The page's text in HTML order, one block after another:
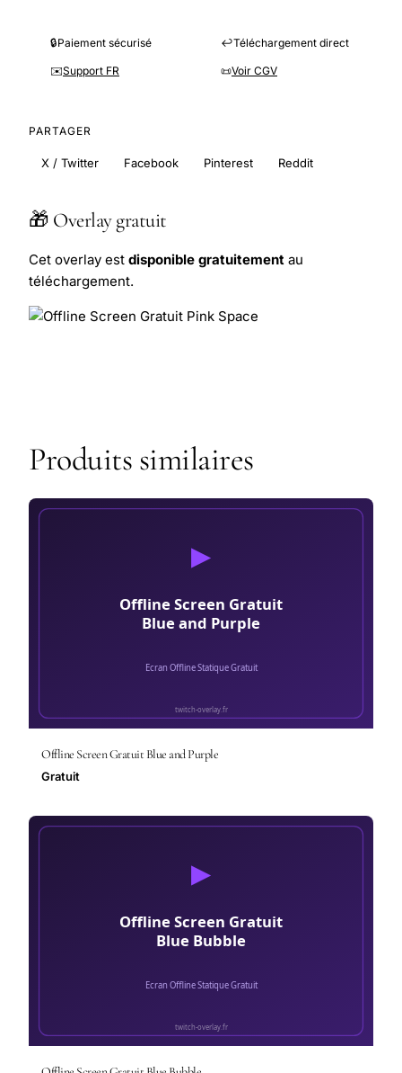
🔒Paiement sécurisé ↩️Téléchargement direct
✉️Support FR 📜Voir CGV
PARTAGER
X / Twitter Facebook Pinterest Reddit
🎁 Overlay gratuit
Cet overlay est disponible gratuitement au
téléchargement.
Produits similaires
Offline Screen Gratuit Blue and Purple
Gratuit